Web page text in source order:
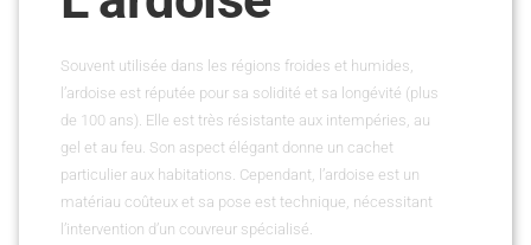
Souvent utilisée dans les régions froides et humides,
l’ardoise est réputée pour sa solidité et sa longévité (plus
de 100 ans). Elle est très résistante aux intempéries, au
gel et au feu. Son aspect élégant donne un cachet
particulier aux habitations. Cependant, l’ardoise est un
matériau coûteux et sa pose est technique, nécessitant
l’intervention d’un couvreur spécialisé.